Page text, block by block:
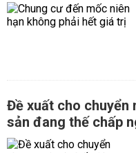
Đề xuất cho chuyển
sản đang thế chấp